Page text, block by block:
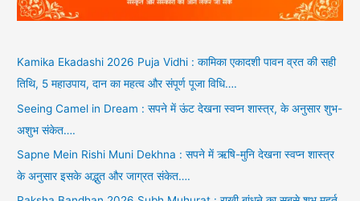
Kamika Ekadashi 2026 Puja Vidhi : कामिका एकादशी पावन व्रत की सही
तिथि, 5 महाउपाय, दान का महत्व और संपूर्ण पूजा विधि….
Seeing Camel in Dream : सपने में ऊंट देखना स्वप्न शास्त्र, के अनुसार शुभ-
अशुभ संकेत….
Sapne Mein Rishi Muni Dekhna : सपने में ऋषि-मुनि देखना स्वप्न शास्त्र
के अनुसार इसके अद्भुत और जाग्रत संकेत….